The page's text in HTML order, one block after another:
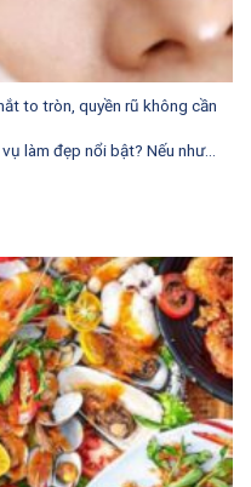
to tròn, quyền rũ không cần
làm đẹp nổi bật? Nếu như...